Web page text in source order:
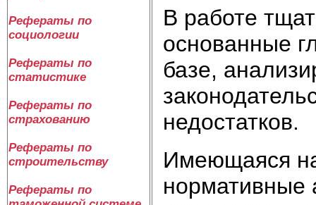
Рефераты по
социологии
Рефераты по
статистике
Рефераты по
страхованию
Рефераты по
строительству
Рефераты по
В работе
основанные
базе,
недостатков.
Имеющаяся
нормативные